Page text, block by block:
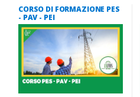
CORSO DI FORMAZIONE PES
- PAV - PEI